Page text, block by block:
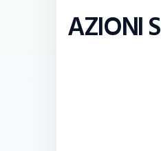
AZIONI